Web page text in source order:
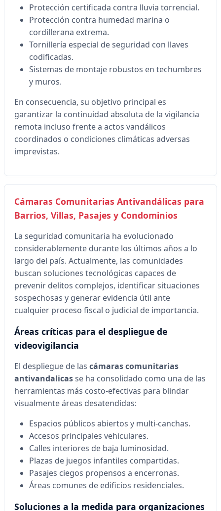
Protección certificada contra lluvia torrencial.
Protección contra humedad marina o
cordillerana extrema.
Tornillería especial de seguridad con llaves
codificadas.
Sistemas de montaje robustos en techumbres
y muros.
En consecuencia, su objetivo principal es
garantizar la continuidad absoluta de la vigilancia
remota incluso frente a actos vandálicos
coordinados o condiciones climáticas adversas
imprevistas.
Cámaras Comunitarias Antivandálicas para
Barrios, Villas, Pasajes y Condominios
La seguridad comunitaria ha evolucionado
considerablemente durante los últimos años a lo
largo del país. Actualmente, las comunidades
buscan soluciones tecnológicas capaces de
prevenir delitos complejos, identificar situaciones
sospechosas y generar evidencia útil ante
cualquier proceso fiscal o judicial de importancia.
Áreas críticas para el despliegue de
videovigilancia
El despliegue de las cámaras comunitarias
antivandalicasse ha consolidado como una de las
herramientas más costo-efectivas para blindar
visualmente áreas desatendidas:
Espacios públicos abiertos y multi-canchas.
Accesos principales vehiculares.
Calles interiores de baja luminosidad.
Plazas de juegos infantiles compartidas.
Pasajes ciegos propensos a encerronas.
Áreas comunes de edificios residenciales.
Soluciones a la medida para organizaciones